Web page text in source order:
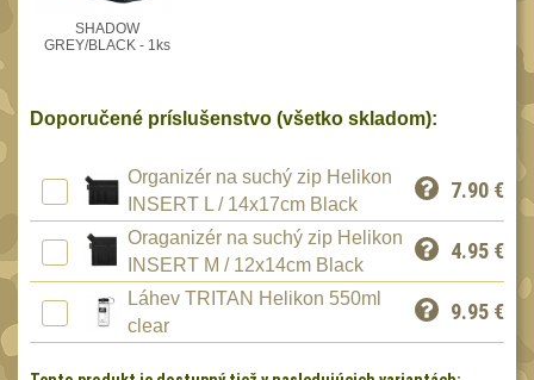
Peněženky
Ramenní popruhy a
vycpávky
Karabiny a přezky75
Kroužky, šňůrky,
koncovky 25
Nášivky105
Samonavíjecí držáky
SHADOW
GREY/BLACK - 1ks
Doporučené príslušenstvo (všetko skladom):
Organizér na suchý zip Helikon
INSERT L / 14x17cm Black
7.90 €
Oraganizér na suchý zip Helikon
INSERT M / 12x14cm Black
4.95 €
Láhev TRITAN Helikon 550ml
clear
9.95 €